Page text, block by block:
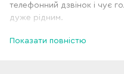
телефонний дзвінок і чує
дуже рідним.
Ось інша жінка їде у Париж
Показати повністю